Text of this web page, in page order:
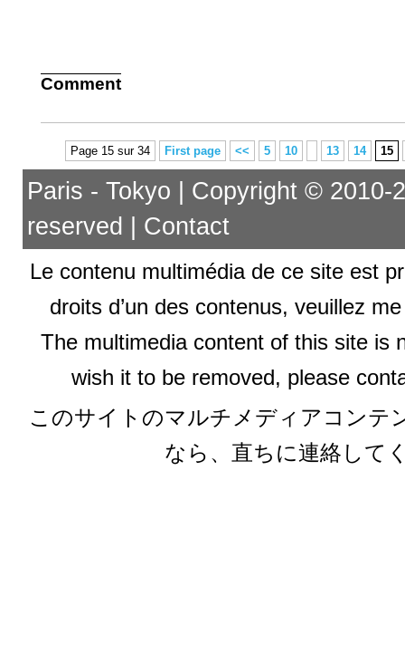
Comment
Page 15 sur 34 First page << 5 10 13 14 15
Paris - Tokyo | Copyright ©
reserved | Contact
Le contenu multimédia de ce site est
droits d’un des contenus, veuillez
The multimedia content of this site is
wish it to be removed, please
このサイトのマルチメディアコンテ
なら、直ちに連絡して